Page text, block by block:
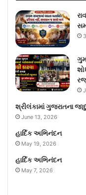
શ્રીલંકામાં ગુજરાતના
June 13, 2026
હાર્દિક અભિનંદન
May 19, 2026
હાર્દિક અભિનંદન
May 7, 2026